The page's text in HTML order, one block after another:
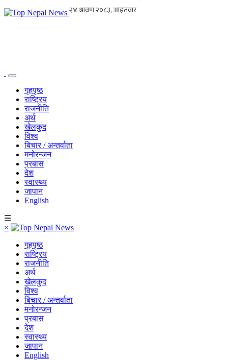
गृहपृष्ठ
राष्ट्रिय
राजनीति
अर्थ
खेलकुद
विश्व
बिचार / अन्तर्वाता
मनोरन्जन
प्रबास
देश
स्वास्थ्य
जापान
English
☰
×
गृहपृष्ठ
राष्ट्रिय
राजनीति
अर्थ
खेलकुद
विश्व
बिचार / अन्तर्वाता
मनोरन्जन
प्रबास
देश
स्वास्थ्य
जापान
English